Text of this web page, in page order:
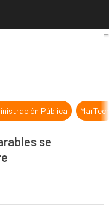
de
Pública
se